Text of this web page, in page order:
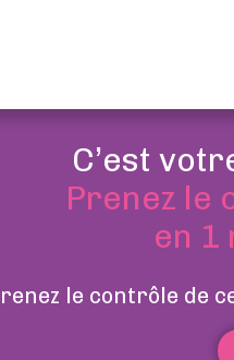
C’est
Prenez le
en 1
le contrôle de